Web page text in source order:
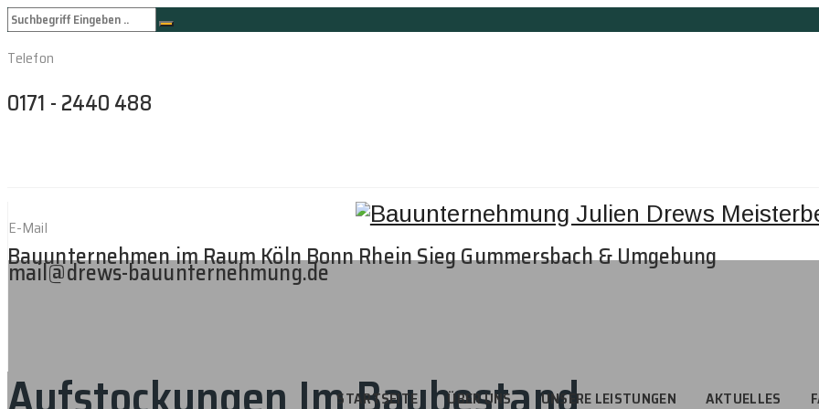
Telefon
0171 - 2440 488
Bauunternehmen im Raum Köln Bonn Rhein Sieg Gummersbach & Umgebung
E-Mail
mail@drews-bauunternehmung.de
STARTSEITE ÜBER UNS UNSERE LEISTUNGEN AKTUELLES